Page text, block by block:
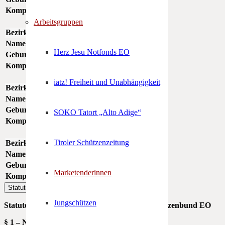
Arbeitsgruppen
Herz Jesu Notfonds EO
iatz! Freiheit und Unabhängigkeit
SOKO Tatort „Alto Adige“
Tiroler Schützenzeitung
Marketenderinnen
Jungschützen
Kompanie
Bezirksmarketenderin Süd-Tiroler Unterland
Name
Geburtsjahr
1998
Kompanie
Bezirksmarketenderin Vinschgau
Name
Geburtsjahr
1988
Kompanie
Bezirksmarketenderin Südliches Wipptal
Name
Geburtsjahr
Kompanie
Mauls
Statuten
Statuten Marketenderinnen im Südtiroler Schützenbund EO
§ 1 – Name und Sitz